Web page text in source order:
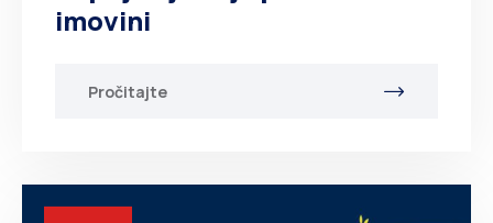
imovini
Pročitajte